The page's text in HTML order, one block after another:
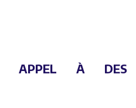
APPEL À DES